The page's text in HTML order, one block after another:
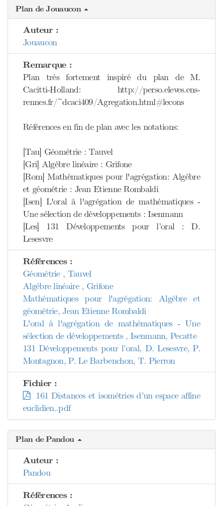
Plan de Jouaucon
Auteur :
Jouaucon
Remarque :
Plan très fortement inspiré du plan de M.
Cacitti-Holland: http://perso.eleves.ens-
rennes.fr/~dcaci409/Agregation.html#lecons
Références en fin de plan avec les notations:
[Tau] Géométrie : Tauvel
[Gri] Algèbre linéaire : Grifone
[Rom] Mathématiques pour l'agrégation: Algèbre
et géométrie : Jean Etienne Rombaldi
[Isen] L'oral à l'agrégation de mathématiques -
Une sélection de développements : Isenmann
[Les] 131 Développements pour l’oral : D.
Lesesvre
Références :
Géométrie , Tauvel
Algèbre linéaire , Grifone
Mathématiques pour l'agrégation: Algèbre et
géométrie, Jean Etienne Rombaldi
L'oral à l'agrégation de mathématiques - Une
sélection de développements , Isenmann, Pecatte
131 Développements pour l’oral, D. Lesesvre, P.
Montagnon, P. Le Barbenchon, T. Pierron
Fichier :
161 Distances et isométries d’un espace affine
euclidien..pdf
Plan de Pandou
Auteur :
Pandou
Références :